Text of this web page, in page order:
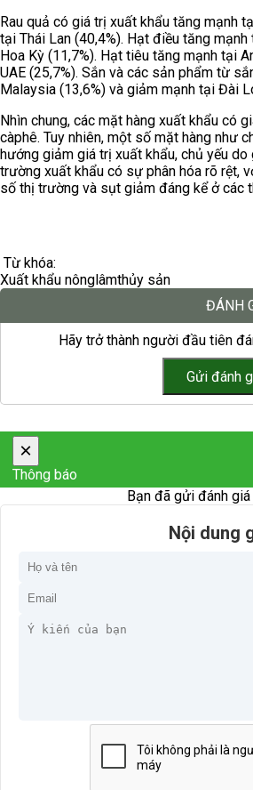
Rau quả có giá trị xuất khẩu tăng mạnh
tại Thái Lan (40,4%). Hạt điều tăng
Hoa Kỳ (11,7%). Hạt tiêu tăng mạnh tại
UAE (25,7%). Sắn và các sản phẩm từ
Malaysia (13,6%) và giảm mạnh tại Đài
Nhìn chung, các mặt hàng xuất khẩu có
càphê. Tuy nhiên, một số mặt hàng như
hướng giảm giá trị xuất khẩu, chủ yếu do
trường xuất khẩu có sự phân hóa rõ rệt,
số thị trường và sụt giảm đáng kể ở các
Từ khóa:
Xuất khẩu nônglâmthủy sản
ĐÁNH
Hãy trở thành người đầu tiên
×
Thông báo
Bạn đã gửi đánh giá
Nội dung